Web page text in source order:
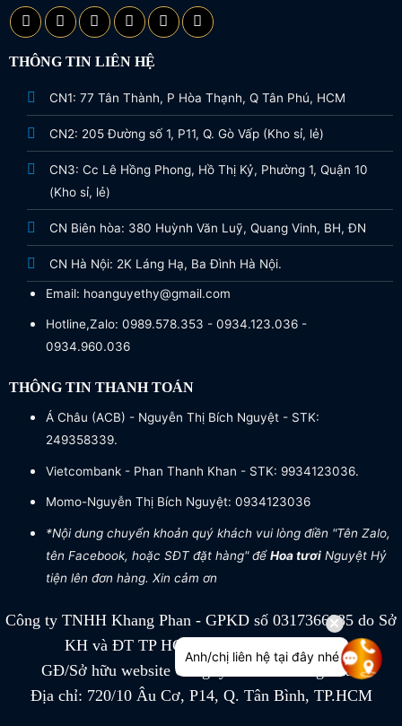
THÔNG TIN LIÊN HỆ
CN1: 77 Tân Thành, P Hòa Thạnh, Q Tân Phú, HCM
CN2: 205 Đường số 1, P11, Q. Gò Vấp (Kho sỉ, lẻ)
CN3: Cc Lê Hồng Phong, Hồ Thị Kỷ, Phường 1, Quận 10
(Kho sỉ, lẻ)
CN Biên hòa: 380 Huỳnh Văn Luỹ, Quang Vinh, BH, ĐN
CN Hà Nội: 2K Láng Hạ, Ba Đình Hà Nội.
Email: hoanguyethy@gmail.com
Hotline,Zalo: 0989.578.353 - 0934.123.036 -
0934.960.036
THÔNG TIN THANH TOÁN
Á Châu (ACB) - Nguyễn Thị Bích Nguyệt - STK:
249358339.
Vietcombank - Phan Thanh Khan - STK: 9934123036.
Momo-Nguyễn Thị Bích Nguyệt: 0934123036
*Nội dung chuyển khoản quý khách vui lòng điền "Tên Zalo,
tên Facebook, hoặc SĐT đặt hàng" đểHoa tươiNguyệt Hỷ
tiện lên đơn hàng. Xin cảm ơn
Công ty TNHH Khang Phan - GPKD số 0317366885 do Sở
KH và ĐT TP HCM cấp ngày 04/07/2022
GĐ/Sở hữu website Công ty TNHH Khang Phan
Địa chỉ: 720/10 Âu Cơ, P14, Q. Tân Bình, TP.HCM
Anh/chị liên hệ tại đây nhé